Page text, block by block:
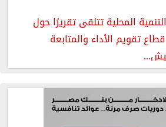
المحلية تتلقى تقريرًا حول
تقويم الأداء والمتابعة